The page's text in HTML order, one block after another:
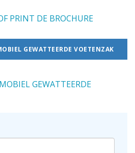
PRINT DE BROCHURE
GEWATTEERDE VOETENZAK
GEWATTEERDE